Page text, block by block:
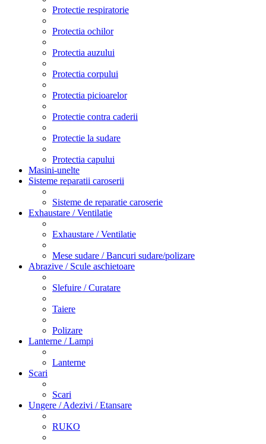
Protectie respiratorie
Protectia ochilor
Protectia auzului
Protectia corpului
Protectia picioarelor
Protectie contra caderii
Protectie la sudare
Protectia capului
Masini-unelte
Sisteme reparatii caroserii
Sisteme de reparatie caroserie
Exhaustare / Ventilatie
Exhaustare / Ventilatie
Mese sudare / Bancuri sudare/polizare
Abrazive / Scule aschietoare
Slefuire / Curatare
Taiere
Polizare
Lanterne / Lampi
Lanterne
Scari
Scari
Ungere / Adezivi / Etansare
RUKO